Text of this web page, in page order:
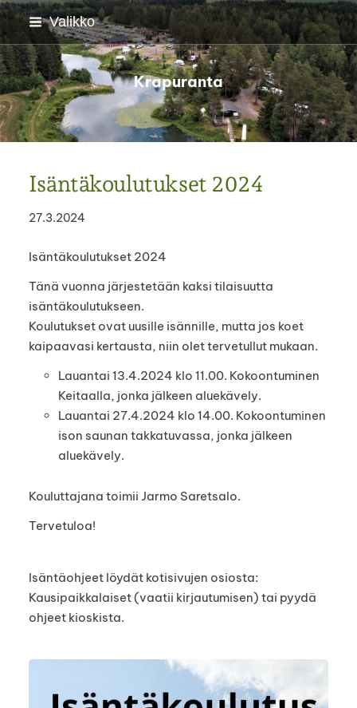
Siirry
sivun
sisältöön
Valikko
Krapuranta
Isäntäkoulutukset 2024
27.3.2024
Isäntäkoulutukset 2024
Tänä vuonna järjestetään kaksi tilaisuutta
isäntäkoulutukseen.
Koulutukset ovat uusille isännille, mutta jos koet
kaipaavasi kertausta, niin olet tervetullut mukaan.
Lauantai 13.4.2024 klo 11.00. Kokoontuminen
Keitaalla, jonka jälkeen aluekävely.
Lauantai 27.4.2024 klo 14.00. Kokoontuminen
ison saunan takkatuvassa, jonka jälkeen
aluekävely.
Kouluttajana toimii Jarmo Saretsalo.
Tervetuloa!
Isäntäohjeet löydät kotisivujen osiosta:
Kausipaikkalaiset (vaatii kirjautumisen) tai pyydä
ohjeet kioskista.